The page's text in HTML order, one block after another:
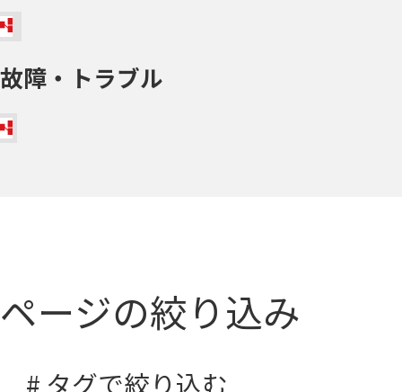
故障・トラブル
ページの絞り込み
# タグで絞り込む